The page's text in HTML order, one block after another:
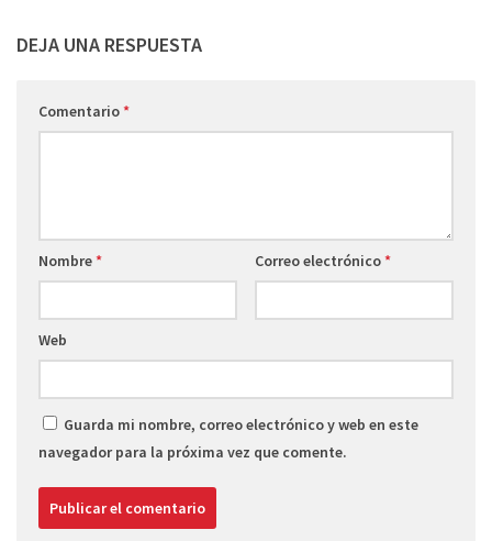
DEJA UNA RESPUESTA
Comentario*
Nombre* Correo electrónico*
Web
Guarda mi nombre, correo electrónico y web en este
navegador para la próxima vez que comente.